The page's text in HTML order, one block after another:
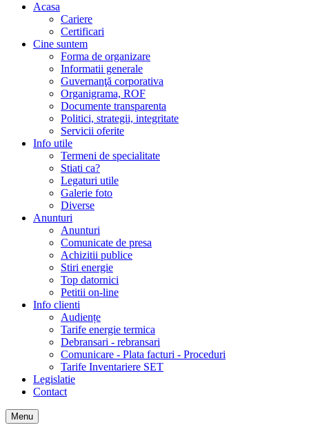
Acasa
Cariere
Certificari
Cine suntem
Forma de organizare
Informatii generale
Guvernanţă corporativa
Organigrama, ROF
Documente transparenta
Politici, strategii, integritate
Servicii oferite
Info utile
Termeni de specialitate
Stiati ca?
Legaturi utile
Galerie foto
Diverse
Anunturi
Anunturi
Comunicate de presa
Achizitii publice
Stiri energie
Top datornici
Petitii on-line
Info clienti
Audiențe
Tarife energie termica
Debransari - rebransari
Comunicare - Plata facturi - Proceduri
Tarife Inventariere SET
Legislatie
Contact
Menu